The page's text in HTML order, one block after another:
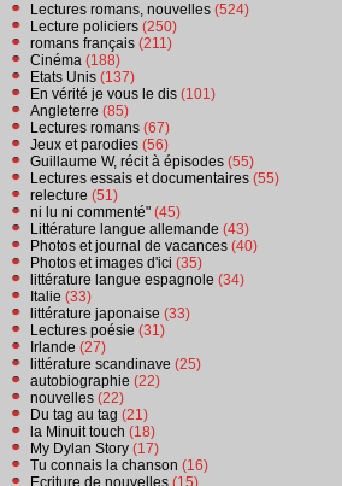
Lectures romans, nouvelles (524)
Lecture policiers (250)
romans français (211)
Cinéma (188)
Etats Unis (137)
En vérité je vous le dis (101)
Angleterre (85)
Lectures romans (67)
Jeux et parodies (56)
Guillaume W, récit à épisodes (55)
Lectures essais et documentaires (55)
relecture (51)
ni lu ni commenté" (45)
Littérature langue allemande (43)
Photos et journal de vacances (40)
Photos et images d'ici (35)
littérature langue espagnole (34)
Italie (33)
littérature japonaise (33)
Lectures poésie (31)
Irlande (27)
littérature scandinave (25)
autobiographie (22)
nouvelles (22)
Du tag au tag (21)
la Minuit touch (18)
My Dylan Story (17)
Tu connais la chanson (16)
Ecriture de nouvelles (15)